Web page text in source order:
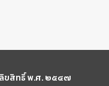
ขสิทธิ์ พ.ศ. ๒๕๔๗